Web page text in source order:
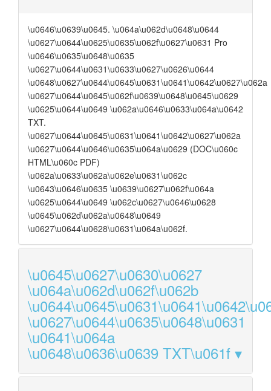
\u0646\u0639\u0645. \u064a\u062d\u0648\u0644
\u0627\u0644\u0625\u0635\u062f\u0627\u0631 Pro
\u0646\u0635\u0648\u0635
\u0627\u0644\u0631\u0633\u0627\u0626\u0644
\u0648\u0627\u0644\u0645\u0631\u0641\u0642\u0627\u062a
\u0627\u0644\u0645\u062f\u0639\u0648\u0645\u0629
\u0625\u0644\u0649 \u062a\u0646\u0633\u064a\u0642
TXT.
\u0627\u0644\u0645\u0631\u0641\u0642\u0627\u062a
\u0627\u0644\u0646\u0635\u064a\u0629 (DOC\u060c
HTML\u060c PDF)
\u062a\u0633\u062a\u062e\u0631\u062c
\u0643\u0646\u0635 \u0639\u0627\u062f\u064a
\u0625\u0644\u0649 \u062c\u0627\u0646\u0628
\u0645\u062d\u062a\u0648\u0649
\u0627\u0644\u0628\u0631\u064a\u062f.
\u0645\u0627\u0630\u0627
\u064a\u062d\u062f\u062b
\u0627\u0644\u0635\u0648\u0631
\u0641\u064a
\u0648\u0636\u0639 TXT\u061f